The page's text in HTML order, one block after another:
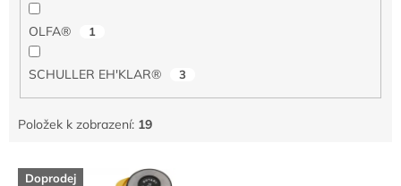
OLFA® 1
SCHULLER EH'KLAR® 3
Položek k zobrazení: 19
V Doprodej